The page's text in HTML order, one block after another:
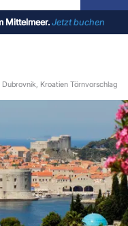
Mittelmeer.Jetzt buchen
Dubrovnik, Kroatien Törnvorschlag